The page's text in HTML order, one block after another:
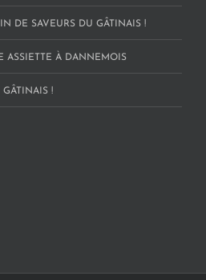
DE SAVEURS DU GÂTINAIS !
ASSIETTE À DANNEMOIS
GÂTINAIS !